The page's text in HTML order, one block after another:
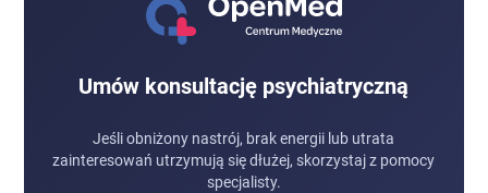
Umów konsultację psychiatryczną
Jeśli obniżony nastrój, brak energii lub utrata
zainteresowań utrzymują się dłużej, skorzystaj z pomocy
specjalisty.